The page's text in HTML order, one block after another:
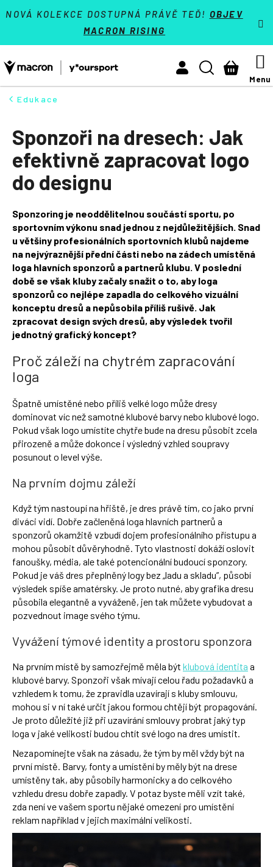
naNOVÁ KOLEKCE DOSTUPNÁ PRÁVĚ TEĎ! OBJEV
MACRON RISING
HledatNákupní
košík
VÝPRODEJ - SLEVY 70 %
Activewear
Reference
Kontakt
+420 224 250 000
(Po-Pá 9:00 - 16:30 hod.)
Měna(CZK)
Přihlášení
Edukace
Sponzoři na dresech: Jak
efektivně zapracovat logo
do designu
Sponzoring je neoddělitelnou součástí sportu, po
sportovním výkonu snad jednou z nejdůležitějších. Snad
u většiny profesionálních sportovních klubů najdeme
na nejvýraznější přední části nebo na zádech umístěná
loga hlavních sponzorů a partnerů klubu. V poslední
době se však kluby začaly snažit o to, aby loga
sponzorů co nejlépe zapadla do celkového vizuální
konceptu dresů a nepůsobila příliš rušivě. Jak
zpracovat design svých dresů, aby výsledek tvořil
jednotný grafický koncept?
Proč záleží na chytrém zapracování
loga
Špatně umístěné nebo příliš velké logo může dresy
dominovat víc než samotné klubové barvy nebo klubové logo.
Pokud však logo umístíte chytře bude na dresu působit zcela
přirozeně a může dokonce i výsledný vzhled soupravy
posunout o level výše.
Na prvním dojmu záleží
Když tým nastoupí na hřiště, je dres právě tím, co jako první
diváci vidí. Dobře začleněná loga hlavních partnerů a
sponzorů okamžitě vzbudí dojem profesionálního přístupu a
mohou působit důvěryhodně. Tyto vlastnosti dokáží oslovit
fanoušky, média, ale také potencionální budoucí sponzory.
Pokud je váš dres přeplněný logy bez „ladu a skladu”, působí
výsledek spíše amatérsky. Je proto nutné, aby grafika dresu
působila elegantně a vyváženě, jen tak můžete vybudovat a
pozvednout image svého týmu.
Vyvážení týmové identity a prostoru sponzora
Na prvním místě by samozřejmě měla být klubová identita a
klubové barvy. Sponzoři však mívají celou řadu požadavků a
vzhledem k tomu, že zpravidla uzavírají s kluby smlouvu,
mohou si v ní také určit jakou formou chtějí být propagování.
Je proto důležité již při uzavírání smlouvy probrat jaký typ
loga v jaké velikosti budou chtít své logo na dres umístit.
Nezapomínejte však na zásadu, že tým by měl vždy být na
první místě. Barvy, fonty a umístění by měly být na drese
umístěny tak, aby působily harmonicky a do celkového
vzhledu dresu dobře zapadly. V potaz byste měli vzít také,
zda není ve vašem sportu nějaké omezení pro umístění
reklam například v jejich maximální velikosti.
K
o
k
HLEDAT